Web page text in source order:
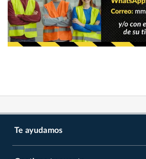
Te ayudamos